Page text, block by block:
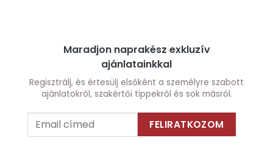
Maradjon naprakész exkluzív
ajánlatainkkal
Regisztrálj, és értesülj elsőként a személyre szabott
ajánlatokról, szakértői tippekről és sok másról.